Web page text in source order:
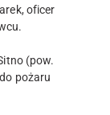
oficer
(pow.
pożaru